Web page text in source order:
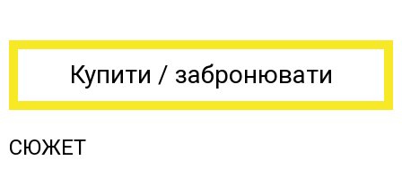
Купити / забронювати
СЮЖЕТ